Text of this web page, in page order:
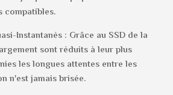
compatibles.
Instantanés : Grâce au SSD de la
sont réduits à leur plus
les longues attentes entre les
n'est jamais brisée.